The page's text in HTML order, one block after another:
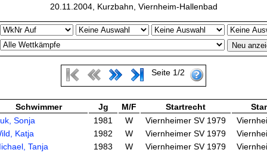
20.11.2004, Kurzbahn, Viernheim-Hallenbad
Seite 1/2
Schwimmer Jg M/F Startrecht
Sonja
1981 W Viernheimer SV 1979
Katja
1982 W Viernheimer SV 1979
Tanja
1983 W Viernheimer SV 1979